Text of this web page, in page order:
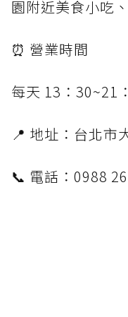
園附近美食小吃
⏰ 營業時間
每天 13：30~21
📍 地址：台北市
📞 電話：0988